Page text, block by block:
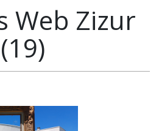
Web Zizur
(19)